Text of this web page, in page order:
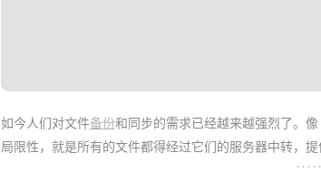
如今人们对文件备份和同步的需求已经越来越强烈了。像
局限性，就是所有的文件都得经过它们的服务器中转，提
. . . . .